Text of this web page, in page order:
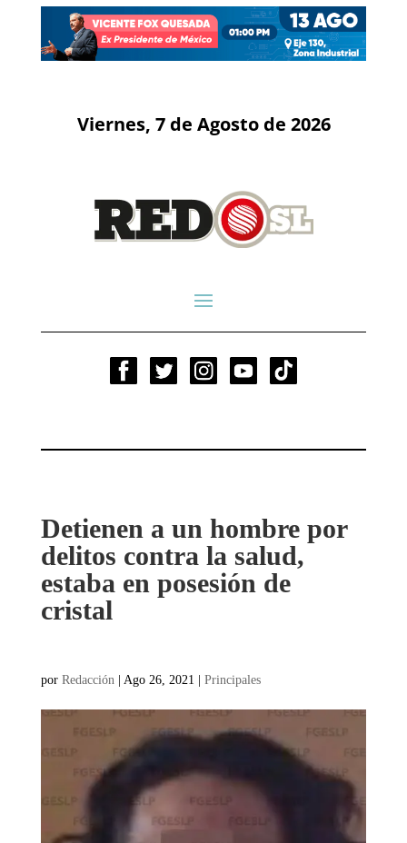
Viernes, 7 de Agosto de 2026
Detienen a un hombre por
delitos contra la salud,
estaba en posesión de
cristal
por Redacción | Ago 26, 2021 | Principales